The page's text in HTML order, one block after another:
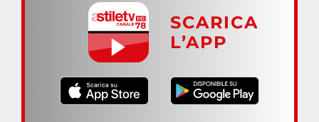
SCARICA
L’APP